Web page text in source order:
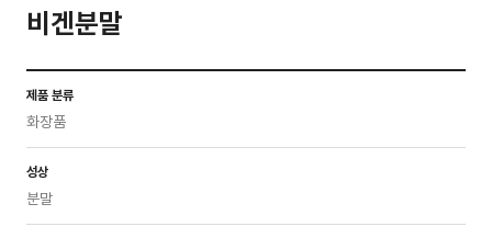
비겐분말
제품 분류
화장품
성상
분말